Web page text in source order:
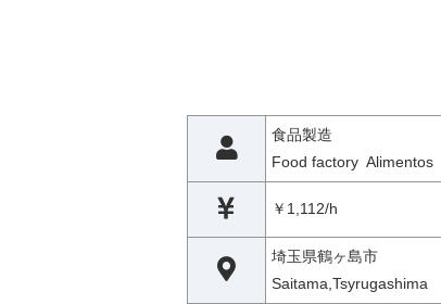
食品製造
Food factory Alimentos
￥1,112/h
埼玉県鶴ヶ島市
Saitama,Tsyrugashima